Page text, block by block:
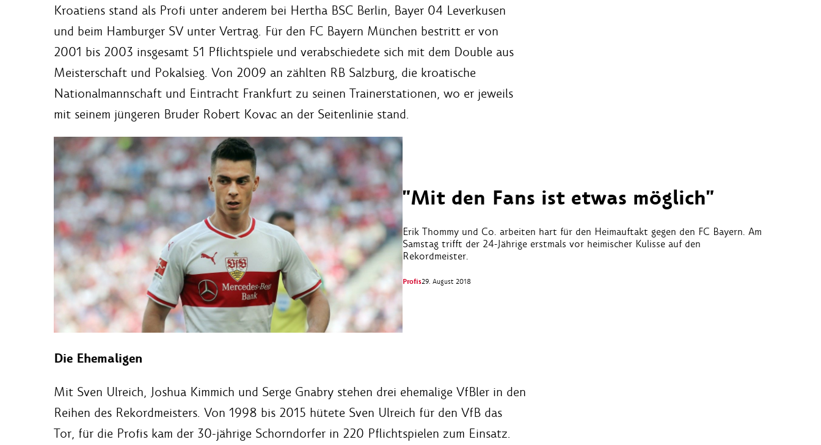
Kroatiens stand als Profi unter anderem bei Hertha BSC Berlin, Bayer 04 Leverkusen
und beim Hamburger SV unter Vertrag. Für den FC Bayern München bestritt er von
2001 bis 2003 insgesamt 51 Pflichtspiele und verabschiedete sich mit dem Double aus
Meisterschaft und Pokalsieg. Von 2009 an zählten RB Salzburg, die kroatische
Nationalmannschaft und Eintracht Frankfurt zu seinen Trainerstationen, wo er jeweils
mit seinem jüngeren Bruder Robert Kovac an der Seitenlinie stand.
"Mit den Fans ist etwas möglich"
Erik Thommy und Co. arbeiten hart für den Heimauftakt gegen den FC Bayern. Am
Samstag trifft der 24-Jährige erstmals vor heimischer Kulisse auf den
Rekordmeister.
Profis29. August 2018
Die Ehemaligen
Mit Sven Ulreich, Joshua Kimmich und Serge Gnabry stehen drei ehemalige VfBler in den
Reihen des Rekordmeisters. Von 1998 bis 2015 hütete Sven Ulreich für den VfB das
Tor, für die Profis kam der 30-jährige Schorndorfer in 220 Pflichtspielen zum Einsatz.